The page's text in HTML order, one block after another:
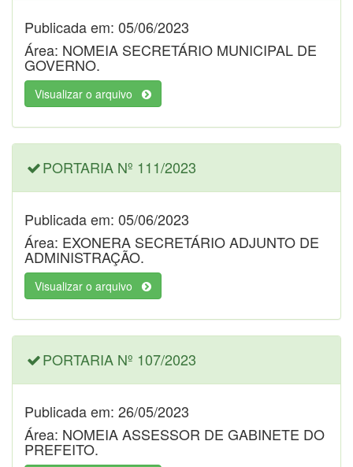
Publicada em: 05/06/2023
Área: NOMEIA SECRETÁRIO MUNICIPAL DE
GOVERNO.
Visualizar o arquivo
PORTARIA Nº 111/2023
Publicada em: 05/06/2023
Área: EXONERA SECRETÁRIO ADJUNTO DE
ADMINISTRAÇÃO.
Visualizar o arquivo
PORTARIA Nº 107/2023
Publicada em: 26/05/2023
Área: NOMEIA ASSESSOR DE GABINETE DO
PREFEITO.